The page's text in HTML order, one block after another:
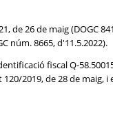
26 de maig (DOGC
núm. 8665, d'11.5.2022).
fiscal Q-
2019, de 28 de maig,